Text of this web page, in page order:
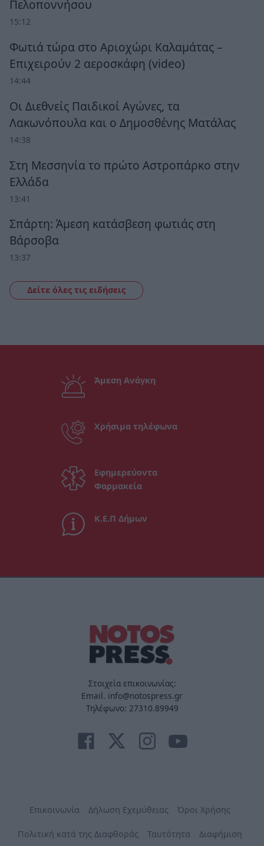
Πελοποννήσου
15:12
Φωτιά τώρα στο Αριοχώρι Καλαμάτας –
Επιχειρούν 2 αεροσκάφη (video)
14:44
Οι Διεθνείς Παιδικοί Αγώνες, τα
Λακωνόπουλα και ο Δημοσθένης Ματάλας
14:38
Στη Μεσσηνία το πρώτο Αστροπάρκο στην
Ελλάδα
13:41
Σπάρτη: Άμεση κατάσβεση φωτιάς στη
Βάρσοβα
13:37
Δείτε όλες τις ειδήσεις
Άμεση Ανάγκη
Χρήσιμα τηλέφωνα
Εφημερεύοντα
Φαρμακεία
Κ.Ε.Π Δήμων
Στοιχεία επικοινωνίας:
Email. info@notospress.gr
Τηλέφωνο: 27310.89949
Επικοινωνία Δήλωση Εχεμύθειας Όροι Χρήσης
Πολιτική κατά της Διαφθοράς Ταυτότητα Διαφήμιση